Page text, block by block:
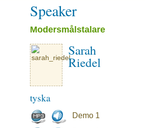
Speaker
Modersmålstalare
Sarah
Riedel
tyska
Demo 1